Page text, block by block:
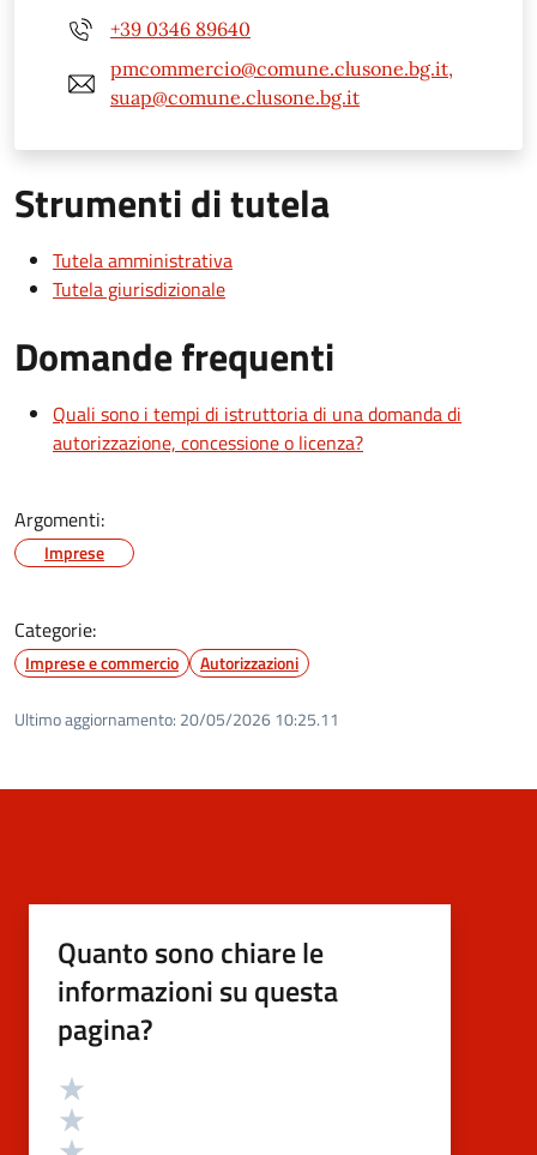
+39 0346 89640
pmcommercio@comune.clusone.bg.it,
suap@comune.clusone.bg.it
Strumenti di tutela
Tutela amministrativa
Tutela giurisdizionale
Domande frequenti
Quali sono i tempi di istruttoria di una domanda di
autorizzazione, concessione o licenza?
Argomenti:
Imprese
Categorie:
Imprese e commercio Autorizzazioni
Ultimo aggiornamento: 20/05/2026 10:25.11
Quanto sono chiare le
informazioni su questa
pagina?
Valutazione